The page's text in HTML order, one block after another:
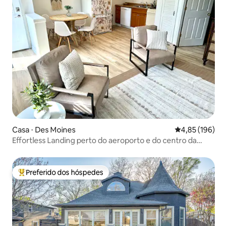
Casa ⋅ Des Moines 4,85 de uma
4,85 (196)
Effortless Landing perto do aeroporto e do centro da
Entre os melhores preferidos dos hóspedes
Preferido dos hóspedes